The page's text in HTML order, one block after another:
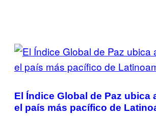
POSTS
BY
THIS
AUTHOR
El Índice Global de Paz ubica
el país más pacífico de